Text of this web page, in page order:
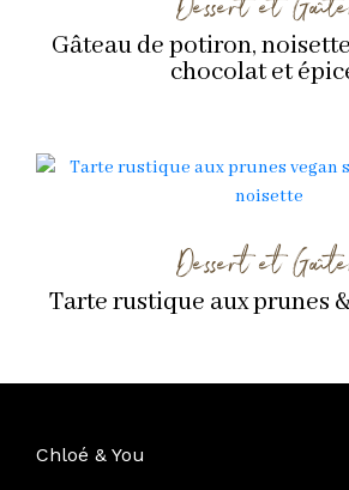
Gâteau de potiron,
chocolat et
Dessert et
Tarte rustique aux prunes
Chloé & You